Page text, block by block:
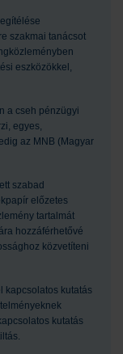
szakmai tanácsot
eszközökkel,
a cseh pénzügyi
egyes,
az MNB (Magyar
szabad
előzetes
tartalmát
hozzáférhetővé
közvetíteni
kapcsolatos kutatás
kutatás